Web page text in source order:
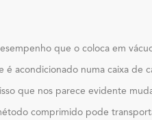
que o coloca em
acondicionado numa caixa de
que nos parece evidente
comprimido pode